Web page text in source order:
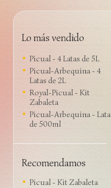
Lo más vendido
Picual - 4 Latas de 5L
Picual-Arbequina - 4
Latas de 2L
Royal-Picual - Kit
Zabaleta
Picual-Arbequina - Lata
de 500ml
Recomendamos
Picual - Kit Zabaleta